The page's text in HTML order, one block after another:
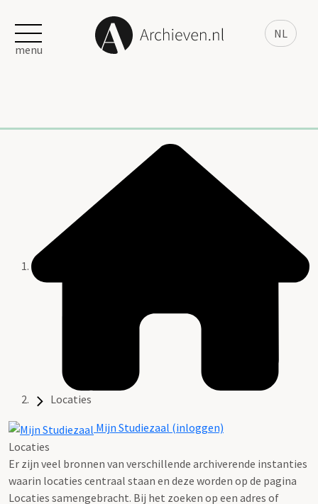
NL
menu
Locaties
Mijn Studiezaal (inloggen)
Locaties
Er zijn veel bronnen van verschillende archiverende instanties
waarin locaties centraal staan en deze worden op de pagina
Locaties samengebracht. Bij het zoeken op een adres of